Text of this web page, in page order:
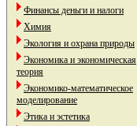
Финансы деньги и налоги
Химия
Экология и охрана природы
Экономика и экономическая
теория
Экономико-математическое
моделирование
Этика и эстетика